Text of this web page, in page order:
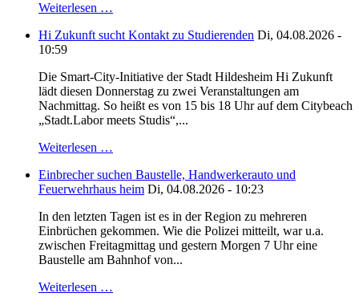
Weiterlesen …
Hi Zukunft sucht Kontakt zu Studierenden Di, 04.08.2026 -
10:59
Die Smart-City-Initiative der Stadt Hildesheim Hi Zukunft
lädt diesen Donnerstag zu zwei Veranstaltungen am
Nachmittag. So heißt es von 15 bis 18 Uhr auf dem Citybeach
„Stadt.Labor meets Studis“,...
Weiterlesen …
Einbrecher suchen Baustelle, Handwerkerauto und
Feuerwehrhaus heim Di, 04.08.2026 - 10:23
In den letzten Tagen ist es in der Region zu mehreren
Einbrüchen gekommen. Wie die Polizei mitteilt, war u.a.
zwischen Freitagmittag und gestern Morgen 7 Uhr eine
Baustelle am Bahnhof von...
Weiterlesen …